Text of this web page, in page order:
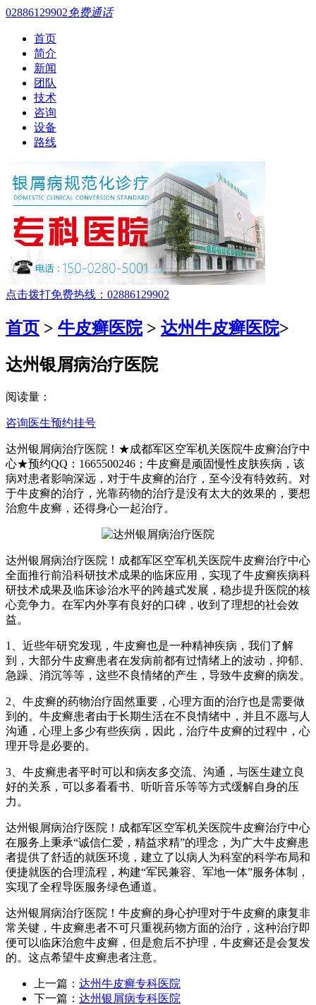
02886129902免费通话
首页
简介
新闻
团队
技术
咨询
设备
路线
点击拨打免费热线：02886129902
首页 > 牛皮癣医院> 达州牛皮癣医院>
达州银屑病治疗医院
阅读量：
咨询医生预约挂号
达州银屑病治疗医院！★成都军区空军机关医院牛皮癣治疗中
心★预约QQ：1665500246；牛皮癣是顽固慢性皮肤疾病，该
病对患者影响深远，对于牛皮癣的治疗，至今没有特效药。对
于牛皮癣的治疗，光靠药物的治疗是没有太大的效果的，要想
治愈牛皮癣，还得身心一起治疗。
达州银屑病治疗医院！成都军区空军机关医院牛皮癣治疗中心
全面推行前沿科研技术成果的临床应用，实现了牛皮癣疾病科
研技术成果及临床诊治水平的跨越式发展，稳步提升医院的核
心竞争力。在军内外享有良好的口碑，收到了理想的社会效
益。
1、近些年研究发现，牛皮癣也是一种精神疾病，我们了解
到，大部分牛皮癣患者在发病前都有过情绪上的波动，抑郁、
急躁、消沉等等，这些不良情绪的产生，导致牛皮癣的病发。
2、牛皮癣的药物治疗固然重要，心理方面的治疗也是需要做
到的。牛皮癣患者由于长期生活在不良情绪中，并且不愿与人
沟通，心理上多少有些疾病，因此，治疗牛皮癣的过程中，心
理开导是必要的。
3、牛皮癣患者平时可以和病友多交流、沟通，与医生建立良
好的关系，可以多看看书、听听音乐等等方式缓解自身的压
力。
达州银屑病治疗医院！成都军区空军机关医院牛皮癣治疗中心
在服务上秉承“诚信仁爱，精益求精”的理念，为广大牛皮癣患
者提供了舒适的就医环境，建立了以病人为科室的科学布局和
便捷就医的合理流程，构建“军民兼容、军地一体”服务体制，
实现了全程导医服务绿色通道。
达州银屑病治疗医院！牛皮癣的身心护理对于牛皮癣的康复非
常关键，牛皮癣患者不可只重视药物方面的治疗，这种治疗即
便可以临床治愈牛皮癣，但是愈后不护理，牛皮癣还是会复发
的。这点希望牛皮癣患者注意。
上一篇： 达州牛皮癣专科医院
下一篇： 达州银屑病专科医院